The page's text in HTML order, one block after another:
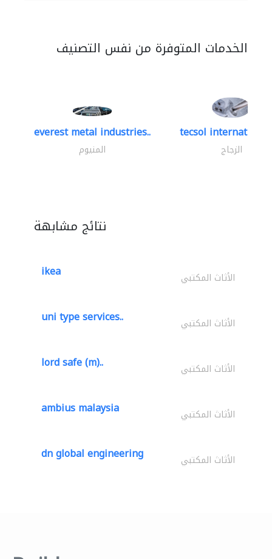
الخدمات المتوفرة من نفس التصنيف
everest metal industries..
المنيوم
tecsol
الزجاج
نتائج مشابهة
ikea الأثاث المكتبي
uni type services.. الأثاث المكتبي
lord safe (m).. الأثاث المكتبي
ambius malaysia الأثاث المكتبي
dn global engineering الأثاث المكتبي